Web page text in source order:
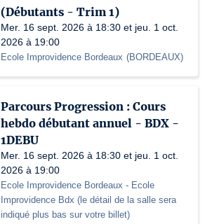
(Débutants - Trim 1)
Mer. 16 sept. 2026 à 18:30 et jeu. 1 oct.
2026 à 19:00
Ecole Improvidence Bordeaux (BORDEAUX)
Parcours Progression : Cours
hebdo débutant annuel - BDX -
1DEBU
Mer. 16 sept. 2026 à 18:30 et jeu. 1 oct.
2026 à 19:00
Ecole Improvidence Bordeaux - Ecole
Improvidence Bdx (le détail de la salle sera
indiqué plus bas sur votre billet)